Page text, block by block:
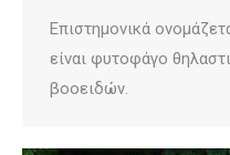
Επιστημονικά
είναι φυτοφάγο
βοοειδών.